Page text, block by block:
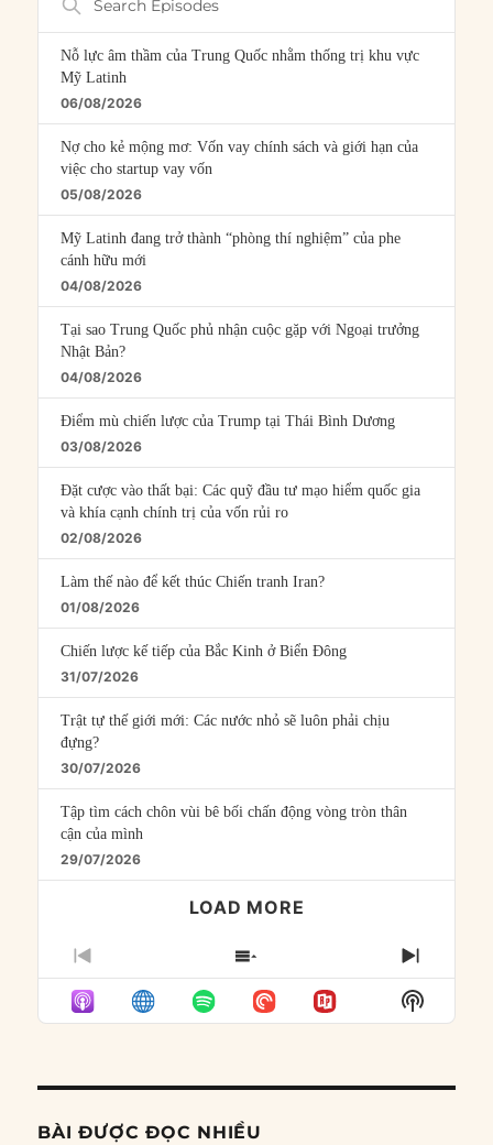
Episodes
Nỗ lực âm thầm của Trung Quốc nhằm thống trị khu vực
Mỹ Latinh
06/08/2026
Nợ cho kẻ mộng mơ: Vốn vay chính sách và giới hạn của
việc cho startup vay vốn
05/08/2026
Mỹ Latinh đang trở thành “phòng thí nghiệm” của phe
cánh hữu mới
04/08/2026
Tại sao Trung Quốc phủ nhận cuộc gặp với Ngoại trưởng
Nhật Bản?
04/08/2026
Điểm mù chiến lược của Trump tại Thái Bình Dương
03/08/2026
Đặt cược vào thất bại: Các quỹ đầu tư mạo hiểm quốc gia
và khía cạnh chính trị của vốn rủi ro
02/08/2026
Làm thế nào để kết thúc Chiến tranh Iran?
01/08/2026
Chiến lược kế tiếp của Bắc Kinh ở Biển Đông
31/07/2026
Trật tự thế giới mới: Các nước nhỏ sẽ luôn phải chịu
đựng?
30/07/2026
Tập tìm cách chôn vùi bê bối chấn động vòng tròn thân
cận của mình
29/07/2026
LOAD MORE
PREVIOUS
EPISODE
SHOW
EPISODES
LIST
NEXT
Show
Podcast
BÀI ĐƯỢC ĐỌC NHIỀU